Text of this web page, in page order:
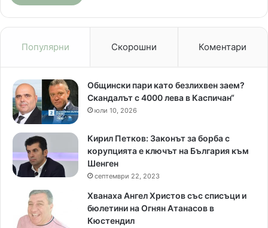
Популярни Скорошни Коментари
Общински пари като безлихвен заем?
Скандалът с 4000 лева в Каспичан“
юли 10, 2026
Кирил Петков: Законът за борба с
корупцията е ключът на България към
Шенген
септември 22, 2023
Хванаха Ангел Христов със списъци и
бюлетини на Огнян Атанасов в
Кюстендил